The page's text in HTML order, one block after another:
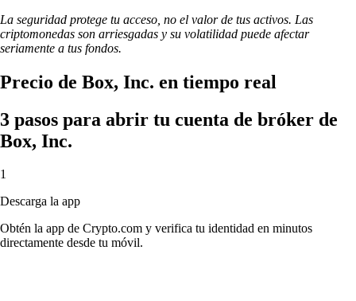
La seguridad protege tu acceso, no el valor de tus activos. Las
criptomonedas son arriesgadas y su volatilidad puede afectar
seriamente a tus fondos.
Precio de Box, Inc. en tiempo real
3 pasos para abrir tu cuenta de bróker de
Box, Inc.
1
Descarga la app
Obtén la app de Crypto.com y verifica tu identidad en minutos
directamente desde tu móvil.